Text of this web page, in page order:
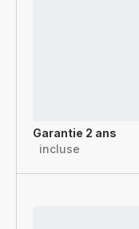
Garantie 2 ans
incluse